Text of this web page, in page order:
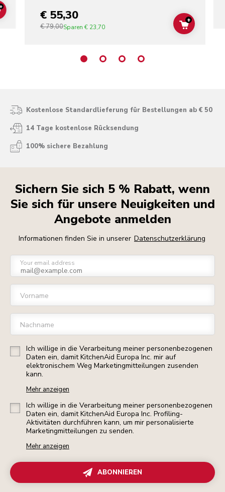
ADD TO CART€ 55,30
€ 79,00Sparen € 23,70 ADD TO
+
Kostenlose Standardlieferung für Bestellungen ab € 50
14 Tage kostenlose Rücksendung
100% sichere Bezahlung
Sichern Sie sich 5 % Rabatt, wenn
Sie sich für unsere Neuigkeiten und
Angebote anmelden
Informationen finden Sie in unserer Datenschutzerklärung
Your email address
Vorname
Nachname
Ich willige in die Verarbeitung meiner personenbezogenen
Daten ein, damit KitchenAid Europa Inc. mir auf
elektronischem Weg Marketingmitteilungen zusenden
kann.
Mehr anzeigen
Ich willige in die Verarbeitung meiner personenbezogenen
Daten ein, damit KitchenAid Europa Inc. Profiling-
Aktivitäten durchführen kann, um mir personalisierte
Marketingmitteilungen zu senden.
Mehr anzeigen
ABONNIEREN